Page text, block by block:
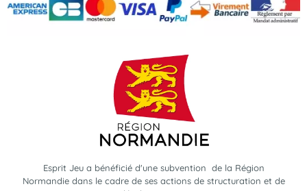
Esprit Jeu a bénéficié d'une subvention de la Région
Normandie dans le cadre de ses actions de structuration et de